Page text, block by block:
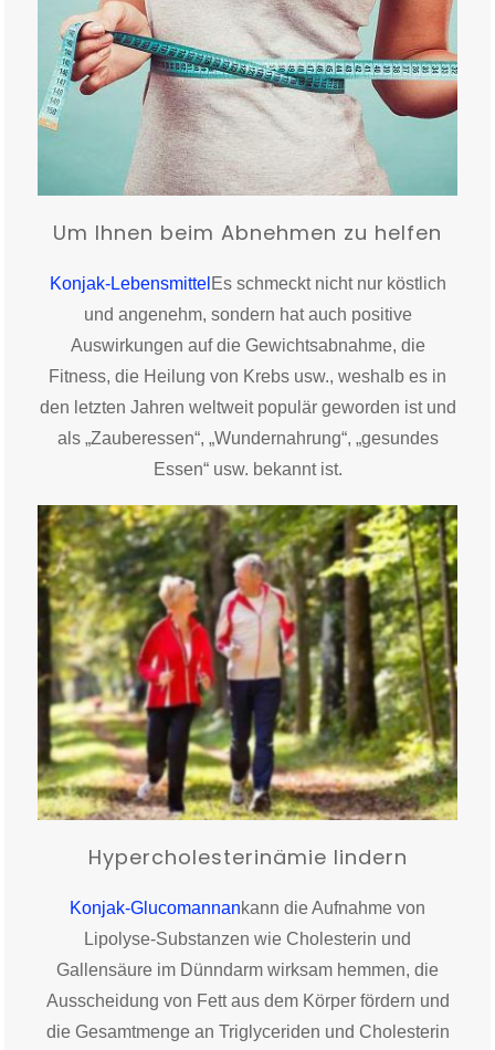
Um Ihnen beim Abnehmen zu helfen
Konjak-Lebensmittel Es schmeckt nicht nur köstlich
und angenehm, sondern hat auch positive
Auswirkungen auf die Gewichtsabnahme, die
Fitness, die Heilung von Krebs usw., weshalb es in
den letzten Jahren weltweit populär geworden ist und
als „Zauberessen“, „Wundernahrung“, „gesundes
Essen“ usw. bekannt ist.
Hypercholesterinämie lindern
Konjak-Glucomannankann die Aufnahme von
Lipolyse-Substanzen wie Cholesterin und
Gallensäure im Dünndarm wirksam hemmen, die
Ausscheidung von Fett aus dem Körper fördern und
die Gesamtmenge an Triglyceriden und Cholesterin